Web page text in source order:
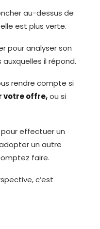
au-dessus de
elle est plus verte.
pour analyser son
il répond.
rendre compte si
votre offre,ou si
effectuer un
un autre
faire.
c’est